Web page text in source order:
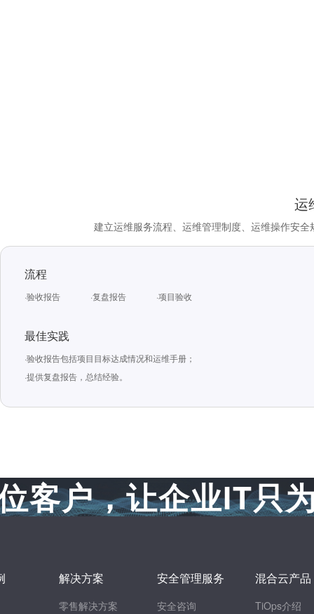
运
建立运维服务流程、运维管理制度、运维操作安全
流程
·验收报告 ·复盘报告 ·项目验收
最佳实践
·验收报告包括项目目标达成情况和运维手册；
·提供复盘报告，总结经验。
客户，让企业IT只
解决方案
零售解决方案
安全管理服务
安全咨询
混合云产品
TiOps介绍